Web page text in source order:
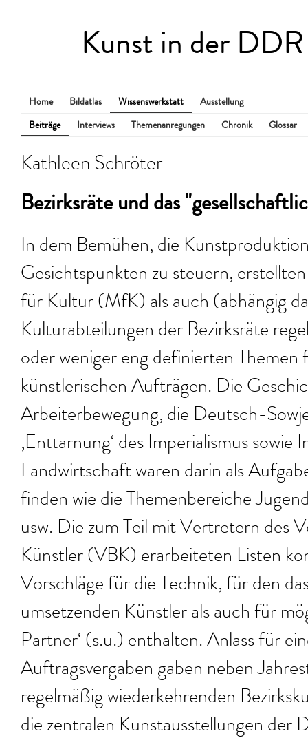
Kunst in der DDR
Home Bildatlas Wissenswerkstatt
Ausstellung
Beiträge
Interviews Themenanregungen Chronik Glossar
Kathleen Schröter
Bezirksräte und das
In dem Bemühen, die
Gesichtspunkten zu steuern,
für Kultur (MfK) als auch (abhängig
Kulturabteilungen der Bezirksräte
oder weniger eng definierten Themen
künstlerischen Aufträgen. Die
Arbeiterbewegung, die Deutsch-
‚Enttarnung‘ des Imperialismus sowie
Landwirtschaft waren darin als
finden wie die Themenbereiche
usw. Die zum Teil mit Vertretern des
Künstler (VBK) erarbeiteten Listen
Vorschläge für die Technik, für den
umsetzenden Künstler als auch für
Partner‘ (s.u.) enthalten. Anlass für
Auftragsvergaben gaben neben
regelmäßig wiederkehrenden
die zentralen Kunstausstellungen der